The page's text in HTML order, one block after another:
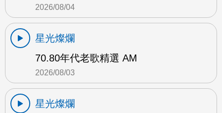
2026/08/04
星光燦爛
70.80年代老歌精選 AM
2026/08/03
星光燦爛